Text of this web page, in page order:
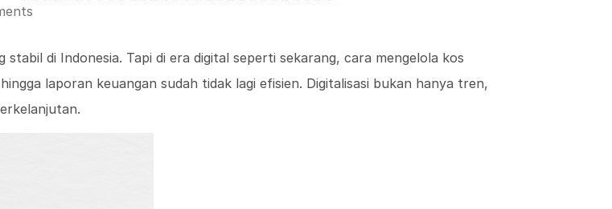
di Indonesia. Tapi di era digital seperti sekarang, cara mengelola kos
laporan keuangan sudah tidak lagi efisien. Digitalisasi bukan hanya tren,